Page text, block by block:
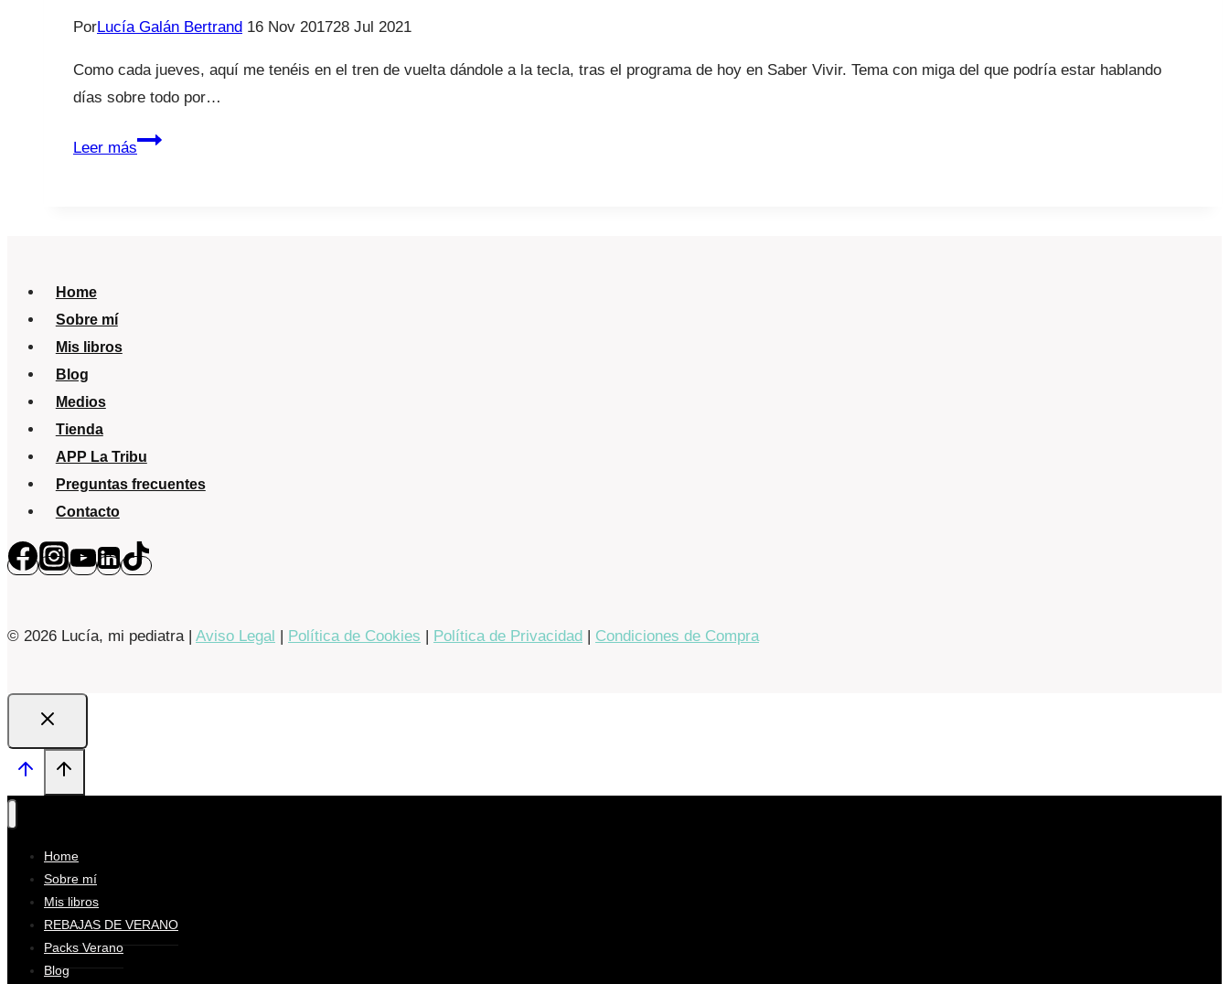
PorLucía Galán Bertrand 16 Nov 201728 Jul 2021
Como cada jueves, aquí me tenéis en el tren de vuelta dándole a la tecla, tras el programa de hoy en Saber Vivir. Tema con miga del que podría estar hablando
días sobre todo por…
Leer másPercentiles
Home
Sobre mí
Mis libros
Blog
Medios
Tienda
APP La Tribu
Preguntas frecuentes
Contacto
© 2026 Lucía, mi pediatra | Aviso Legal Política de Cookies Política de Privacidad Condiciones de Compra
Home
Sobre mí
Mis libros
REBAJAS DE VERANO
Packs Verano
Blog